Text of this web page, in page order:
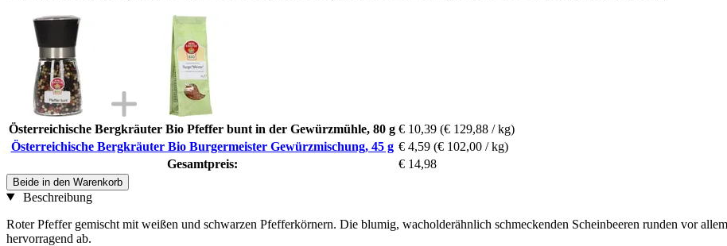
Österreichische Bergkräuter Bio Pfeffer bunt in der Gewürzmühle, 80 g € 10,39 (€ 129,88 / kg)
Österreichische Bergkräuter Bio Burgermeister Gewürzmischung, 45 g € 4,59 (€ 102,00 / kg)
Gesamtpreis:
€ 14,98
Beide in den Warenkorb
Beschreibung
Roter Pfeffer gemischt mit weißen und schwarzen Pfefferkörnern. Die blumig, wacholderähnlich schmeckenden Scheinbeeren runden vor
hervorragend ab.